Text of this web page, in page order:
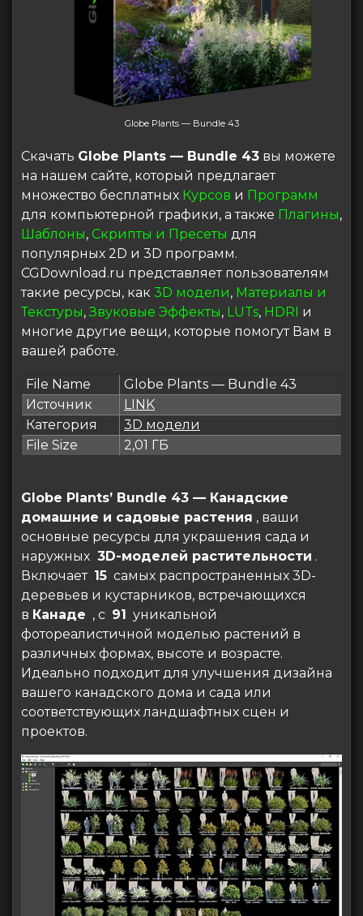
Globe Plants — Bundle 43
Скачать Globe Plants — Bundle 43 вы можете
на нашем сайте, который предлагает
множество бесплатных Курсов и Программ
для компьютерной графики, а также Плагины,
Шаблоны, Скрипты и Пресеты для
популярных 2D и 3D программ.
CGDownload.ru представляет пользователям
такие ресурсы, как 3D модели, Материалы и
Текстуры,Звуковые Эффекты, LUTs, HDRI и
многие другие вещи, которые помогут Вам в
вашей работе.
File Name
Globe Plants — Bundle 43
Источник
LINK
Категория
3D модели
File Size
2,01 ГБ
Globe Plants’ Bundle 43 — Канадские
домашние и садовые растения , ваши
основные ресурсы для украшения сада и
наружных 3D-моделей растительности .
Включает 15 самых распространенных 3D-
деревьев и кустарников, встречающихся
в Канаде , с 91 уникальной
фотореалистичной моделью растений в
различных формах, высоте и возрасте.
Идеально подходит для улучшения дизайна
вашего канадского дома и сада или
соответствующих ландшафтных сцен и
проектов.